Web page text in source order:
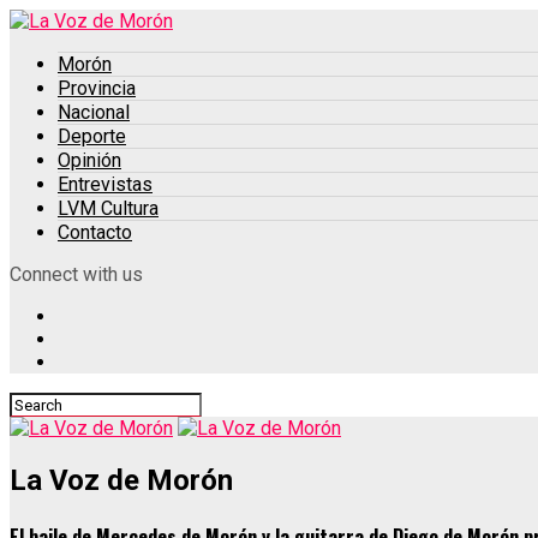
Morón
Provincia
Nacional
Deporte
Opinión
Entrevistas
LVM Cultura
Contacto
Connect with us
La Voz de Morón